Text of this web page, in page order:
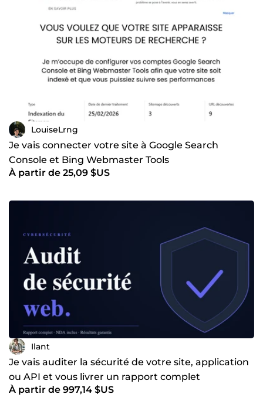
LouiseLrng
Je vais connecter votre site à Google Search
Console et Bing Webmaster Tools
À partir de 25,09 $US
Ilant
Je vais auditer la sécurité de votre site, application
ou API et vous livrer un rapport complet
À partir de 997,14 $US